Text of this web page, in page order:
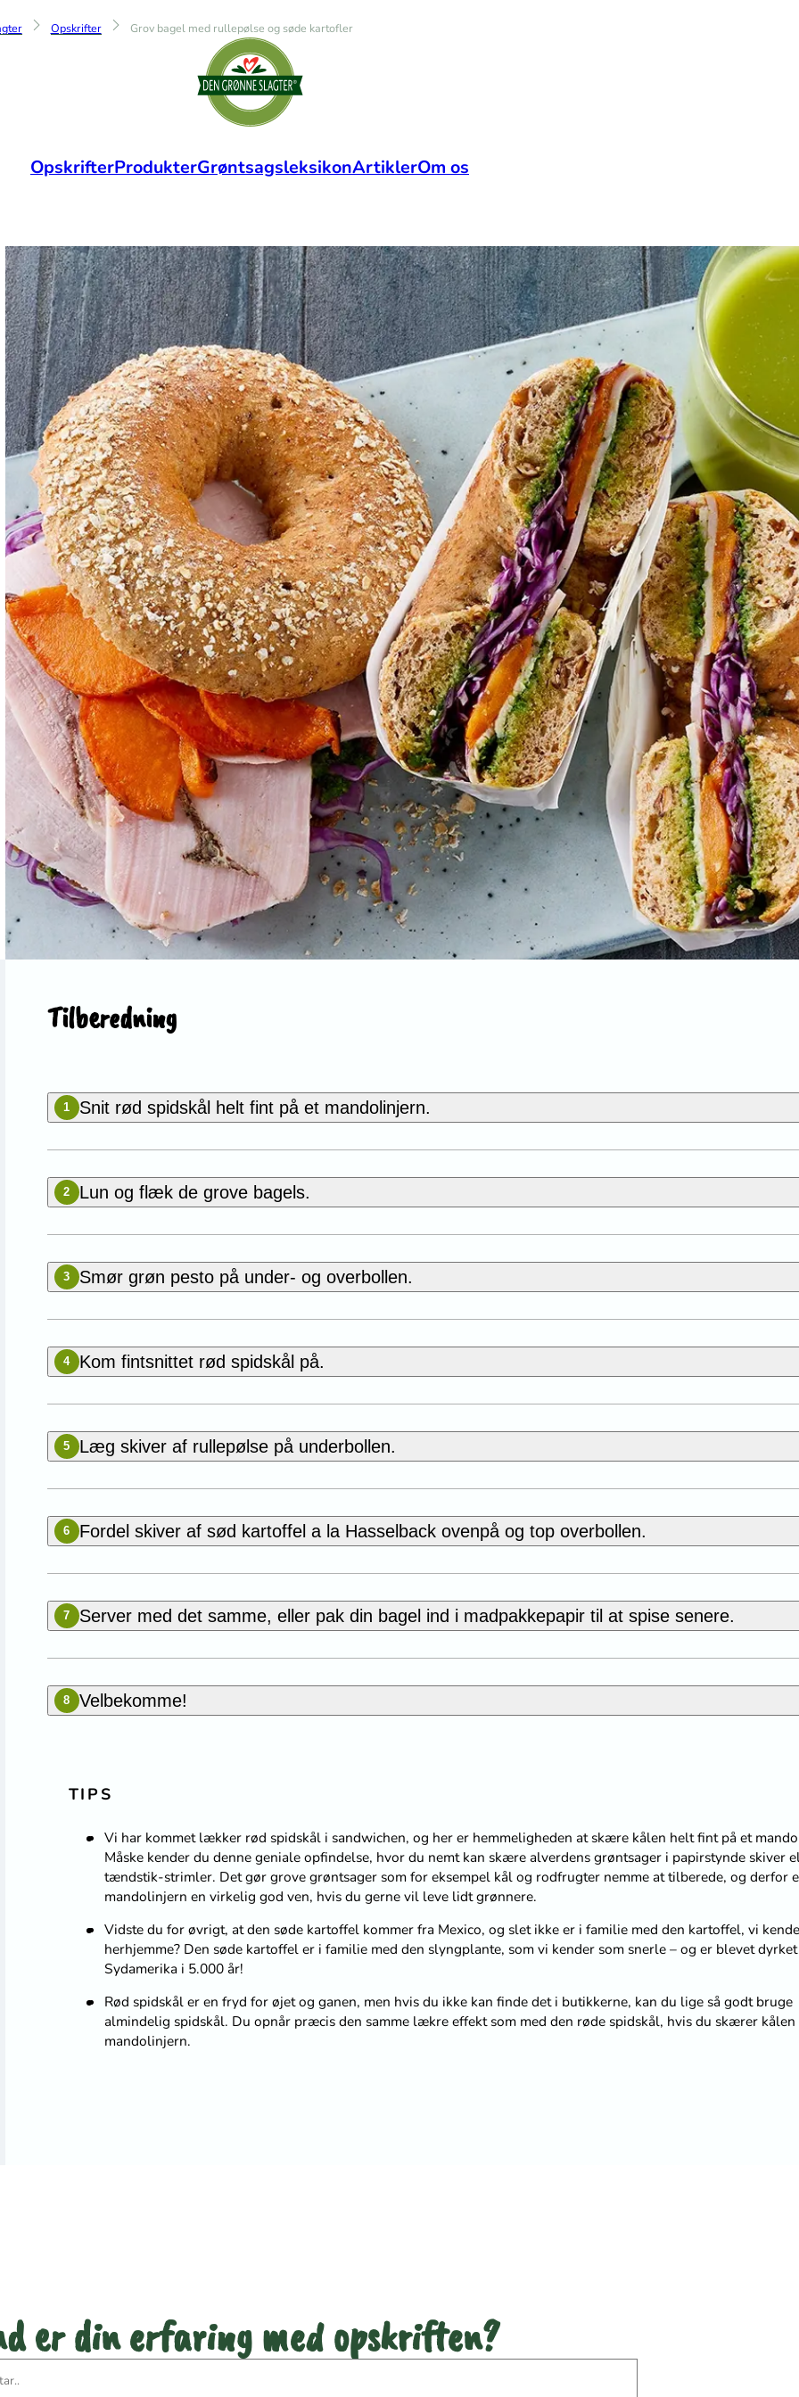
Opskrifter Grov bagel med rullepølse og søde kartofler
OpskrifterProdukterGrøntsagsleksikonArtiklerOm os
Tilberedning
1 Snit rød spidskål helt fint på et mandolinjern.
2 Lun og flæk de grove bagels.
3 Smør grøn pesto på under- og overbollen.
4 Kom fintsnittet rød spidskål på.
5 Læg skiver af rullepølse på underbollen.
6 Fordel skiver af sød kartoffel a la Hasselback ovenpå og top overbollen.
7 Server med det samme, eller pak din bagel ind i madpakkepapir til at spise senere.
8 Velbekomme!
TIPS
Vi har kommet lækker rød spidskål i sandwichen, og her er hemmeligheden at skære kålen helt fint på et
Måske kender du denne geniale opfindelse, hvor du nemt kan skære alverdens grøntsager i papirstynde skiver
tændstik-strimler. Det gør grove grøntsager som for eksempel kål og rodfrugter nemme at tilberede, og derfor
mandolinjern en virkelig god ven, hvis du gerne vil leve lidt grønnere.
Vidste du for øvrigt, at den søde kartoffel kommer fra Mexico, og slet ikke er i familie med den kartoffel, vi
herhjemme? Den søde kartoffel er i familie med den slyngplante, som vi kender som snerle – og er blevet
Sydamerika i 5.000 år!
Rød spidskål er en fryd for øjet og ganen, men hvis du ikke kan finde det i butikkerne, kan du lige så godt bruge
almindelig spidskål. Du opnår præcis den samme lækre effekt som med den røde spidskål, hvis du skærer kålen
mandolinjern.
er din erfaring med opskriften?